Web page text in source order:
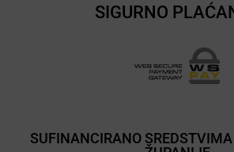
SIGURNO
SUFINANCIRANO